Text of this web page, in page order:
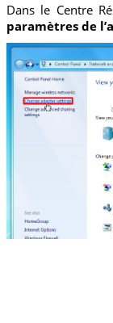
Dans le Centre
paramètres de